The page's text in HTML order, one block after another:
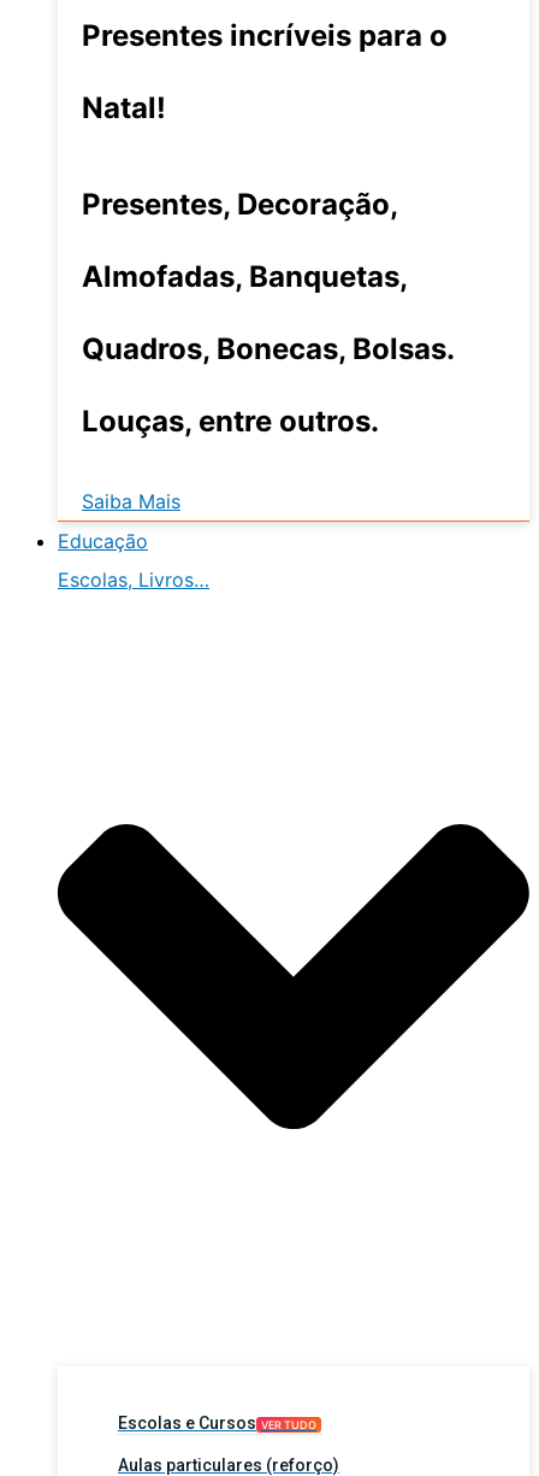
Presentes incríveis para o
Natal!
Presentes, Decoração,
Almofadas, Banquetas,
Quadros, Bonecas, Bolsas.
Louças, entre outros.
Saiba Mais
Educação
Escolas, Livros…
Escolas e Cursos VER TUDO
Aulas particulares (reforço)